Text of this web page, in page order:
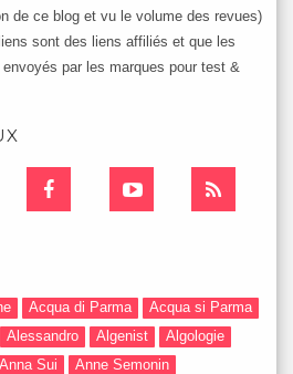
de ce blog et vu le volume des revues)
sont des liens affiliés et que les
par les marques pour test &
Acqua di Parma
Acqua si Parma
Alessandro Algenist
Algologie
Anna Sui
Anne Semonin